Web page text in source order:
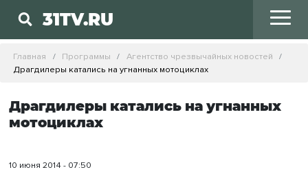
31TV.RU
Главная Программы
Агентство чрезвычайных новостей
Драгдилеры катались на угнанных мотоциклах
Драгдилеры катались на угнанных
мотоциклах
10 июня 2014 - 07:50